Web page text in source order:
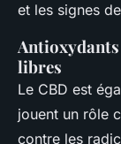
et les signes
libres
Le CBD est
jouent un rôle
contre les